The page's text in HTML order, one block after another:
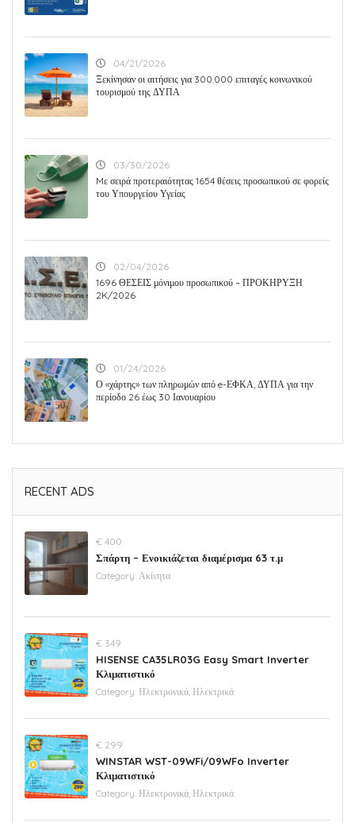
04/21/2026
Ξεκίνησαν οι αιτήσεις για 300.000 επιταγές κοινωνικού
τουρισμού της ΔΥΠΑ
03/30/2026
Mε σειρά προτεραιότητας 1654 θέσεις προσωπικού σε φορείς
του Υπουργείου Υγείας
02/04/2026
1696 ΘΕΣΕΙΣ μόνιμου προσωπικού – ΠΡΟΚΗΡΥΞΗ
2K/2026
01/24/2026
Ο «χάρτης» των πληρωμών από e-ΕΦΚΑ, ΔΥΠΑ για την
περίοδο 26 έως 30 Ιανουαρίου
RECENT ADS
€ 400
Σπάρτη – Ενοικιάζεται διαμέρισμα 63 τ.μ
Category: Ακίνητα
€ 349
HISENSE CA35LR03G Easy Smart Inverter
Κλιματιστικό
Category: Ηλεκτρονικά, Ηλεκτρικά
€ 299
WINSTAR WST-09WFi/09WFo Inverter
Κλιματιστικό
Category: Ηλεκτρονικά, Ηλεκτρικά